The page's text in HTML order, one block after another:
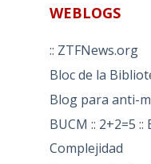
WEBLOGS
:: ZTFNews.org
Bloc de la
Blog para anti-
BUCM :: 2+2=5
Complejidad